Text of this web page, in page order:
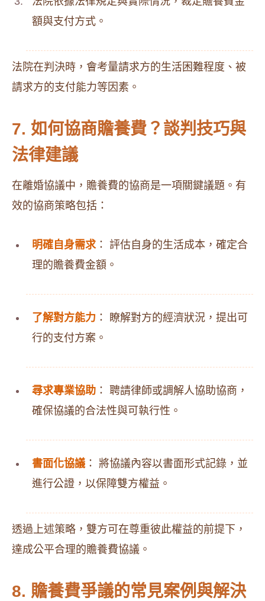
額與支付方式。
法院在判決時，會考量請求方的生活困難程度、被
請求方的支付能力等因素。
7. 如何協商贍養費？談判技巧與
法律建議
在離婚協議中，贍養費的協商是一項關鍵議題。有
效的協商策略包括：
明確自身需求： 評估自身的生活成本，確定合
理的贍養費金額。
了解對方能力 ： 瞭解對方的經濟狀況，提出可
行的支付方案。
尋求專業協助 ： 聘請律師或調解人協助協商，
確保協議的合法性與可執行性。
書面化協議： 將協議內容以書面形式記錄，並
進行公證，以保障雙方權益。
透過上述策略，雙方可在尊重彼此權益的前提下，
達成公平合理的贍養費協議。
8. 贍養費爭議的常見案例與解決